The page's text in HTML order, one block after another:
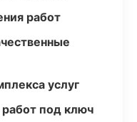
работ
услуг
под ключ